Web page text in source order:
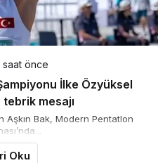
saat önce
İlke Özyüksel
mesajı
Aşkın Bak, Modern Pentatlon
Oku